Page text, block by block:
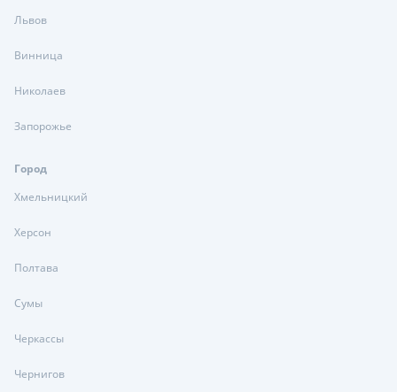
Львов
Винница
Николаев
Запорожье
Город
Хмельницкий
Херсон
Полтава
Сумы
Черкассы
Чернигов